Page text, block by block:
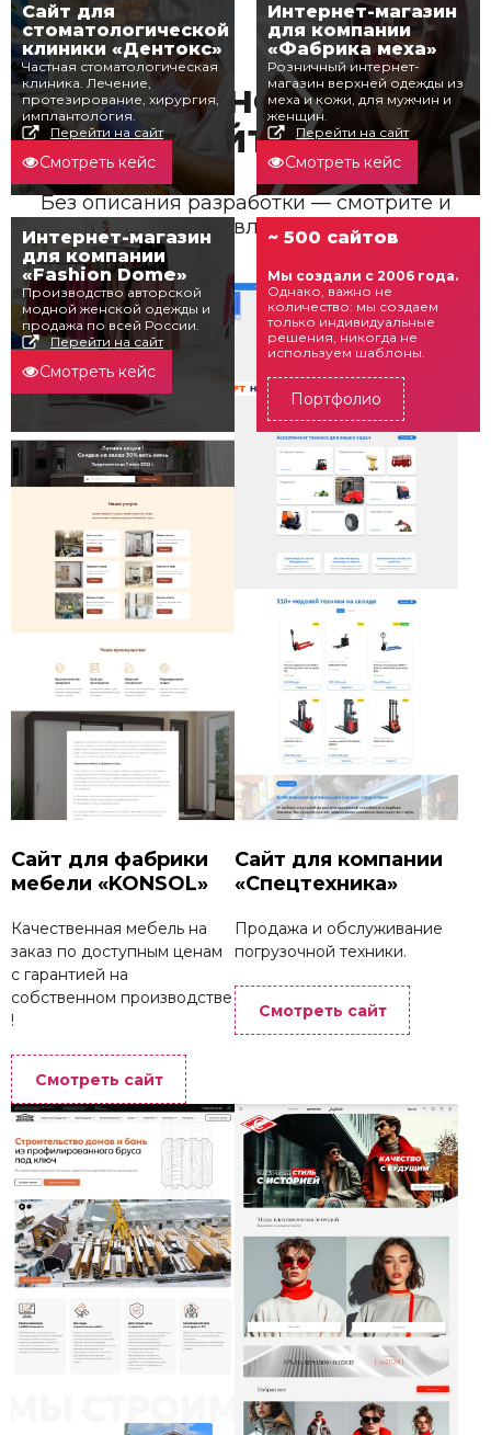
Сайт для
стоматологической
клиники «Дентокс»
Частная стоматологическая
клиника. Лечение,
протезирование, хирургия,
имплантология.
Перейти на сайт
Смотреть кейс
Интернет-магазин
для компании
«Фабрика меха»
Розничный интернет-
магазин верхней одежды из
меха и кожи, для мужчин и
женщин.
Перейти на сайт
Смотреть кейс
Интернет-магазин
для компании
«Fashion Dome»
Производство авторской
модной женской одежды и
продажа по всей России.
Перейти на сайт
Смотреть кейс
~ 500 сайтов
Мы создали с 2006 года.
Однако, важно не
количество: мы создаем
только индивидуальные
решения, никогда не
используем шаблоны.
Портфолио
И еще немного
сайтов
Без описания разработки — смотрите и
вдохновляйтесь.
Сайт для фабрики
мебели «KONSOL»
Качественная мебель на
заказ по доступным ценам
с гарантией на
собственном производстве
!
Смотреть сайт
Сайт для компании
«Спецтехника»
Продажа и обслуживание
погрузочной техники.
Смотреть сайт